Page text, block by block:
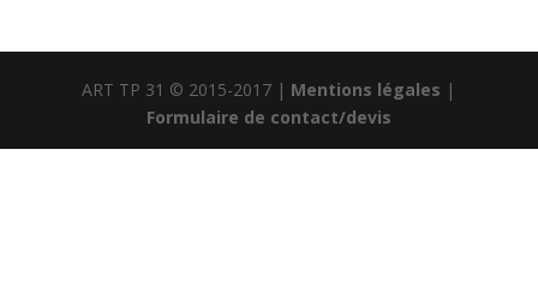
ART TP 31 © 2015-2017 | Mentions légales |
Formulaire de contact/devis